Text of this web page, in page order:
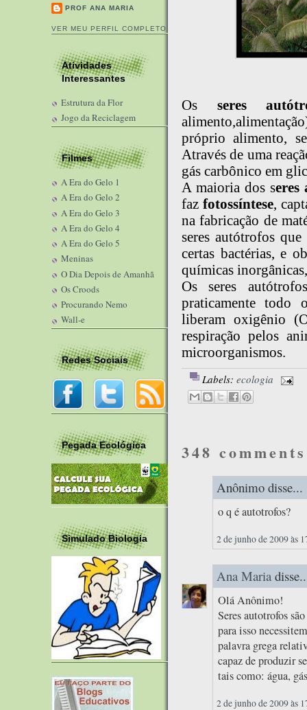
PROF ANA MARIA
VER MEU PERFIL COMPLETO
Atividades
Interessantes
Estrutura da Flor
Jogo da Reciclagem
Filmes
A Era do Gelo 1
A Era do Gelo 2
A Era do Gelo 3
A Era do Gelo 4
A Era do Gelo 5
Meninas
O Dia Depois de Amanhã
Os Croods
Procurando Nemo
Wall-e
Redes Sociais
Pegada Ecológica
Simulado Biologia
Os seres
próprio alimento,
Através de uma
gás carbônico em
A maioria dos seres
faz fotossíntese,
na fabricação de
seres autótrofos
certas bactérias, e
químicas
Os seres
praticamente todo
liberam oxigênio
respiração pelos
microorganismos.
Labels: ecologia
348
Anônimo disse...
o q é autotrofos?
2 de junho de 2009 às
Ana Maria
Olá Anônimo!
Seres autotrofos
para isso
palavra grega
capaz de produzir
tais como: água,
2 de junho de 2009 às